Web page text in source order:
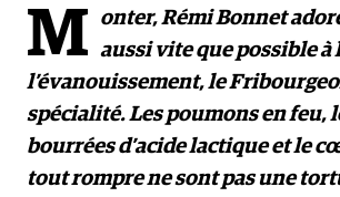
M
onter, Rémi Bonnet
aussi vite que possible à
l’évanouissement, le
spécialité. Les poumons en feu,
bourrées d’acide lactique et le
tout rompre ne sont pas une